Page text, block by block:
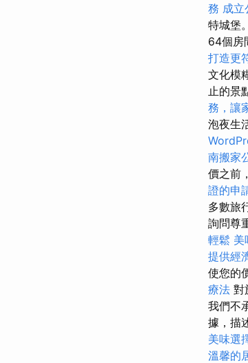
務 成
特城堡。
64個房
打造更
文化模
止的景
務，讓
泡夜生
南搬家
價之前
證的申
多數旅
詢問尊
輕鬆 美
提供經
使您的
療法 對
我們不
據，描
美味選
溫馨的